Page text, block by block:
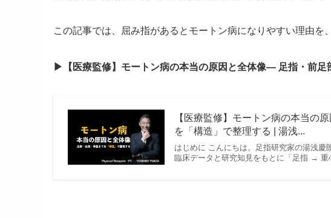
この記事では、屈み指があるとモートン病になりやすい理由
▶︎【医療監修】モートン病の本当の原因と全体像― 足指・前足
【医療監修】モートン病の本当の
を「構造」で整理する | 湯浅...
はじめに こんにちは。足指研究家の湯浅慶
臨床データと研究知見をもとに「足指 →